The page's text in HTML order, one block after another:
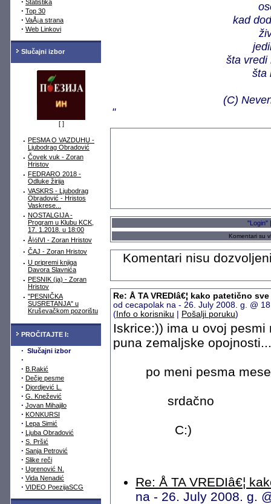
Statistika
· Top 30
· VaÅ¡a strana
· Web Linkovi
Slučajni izbor
[ ]
· PESMA O VAZDUHU -
Ljubodrag Obradović
· Čovek vuk - Zoran
Hristov
· FEDRARO 2018 -
Odluke žirija
· VASKRS - Ljubodrag
Obradović - Hristos
Vaskrese...
· NOSTALGIJA -
Program u Klubu KCK,
17. 1.2018. u 18:00
· Å½IVI - Zoran Hristov
· ČAJ - Zoran Hristov
· U pripremi knjiga
Davora Slavnića
· PESNIK (ja) - Zoran
Hristov
· "PESNIČKA
SUSRETANJA" u
Kruševačkom pozorištu
PROČITAJTE I:
· Slučajni izbor
·
· B.Rakić
· Dečje pesme
· Djordjević L.
· G. Knežević
· Jovan Mihajilo
· KONKURSI
· Lepa Simić
· Ljuba Obradović
· S. Pršić
· Sanja Petrović
· Slike reči
· Ugrenović N.
· Vida Nenadić
· VIDEO PoezijaSCG
kad
šta vredi
šta
(C)
"
"Login"
Komentari su
Komentari nisu
Re: Å TA VREDIâ€¦ kako patetično
od cecapolak na - 26. July 2008. g. @
( Info o korisniku Pošalji poruku)
Iskrice:)) ima u ovoj pesmi
puna zemaljske
po meni pesma
srdačno
C:)
Re: Å TA VREDIâ€¦
na - 26. July 2008. g.